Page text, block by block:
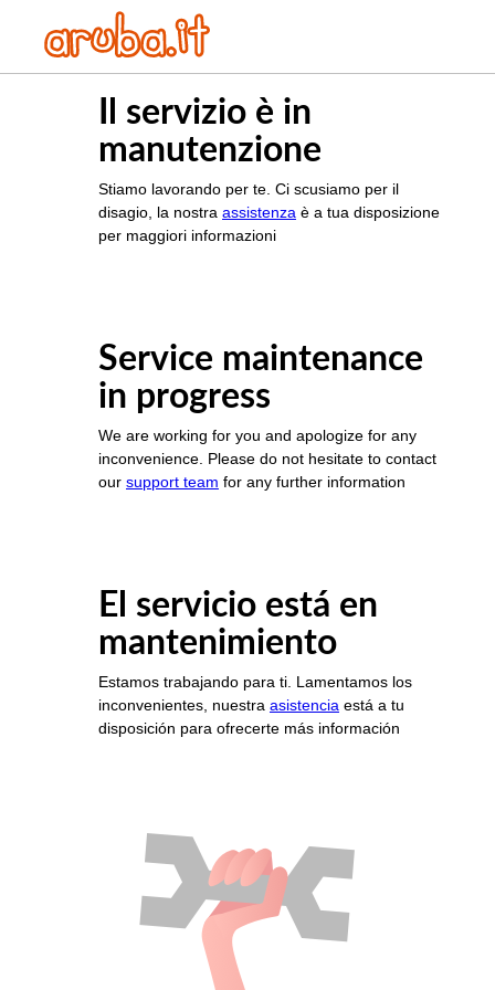
Il servizio è in
manutenzione
Stiamo lavorando per te. Ci scusiamo per il
disagio, la nostra assistenza è a tua disposizione
per maggiori informazioni
Service maintenance
in progress
We are working for you and apologize for any
inconvenience. Please do not hesitate to contact
our support team for any further information
El servicio está en
mantenimiento
Estamos trabajando para ti. Lamentamos los
inconvenientes, nuestra asistencia está a tu
disposición para ofrecerte más información